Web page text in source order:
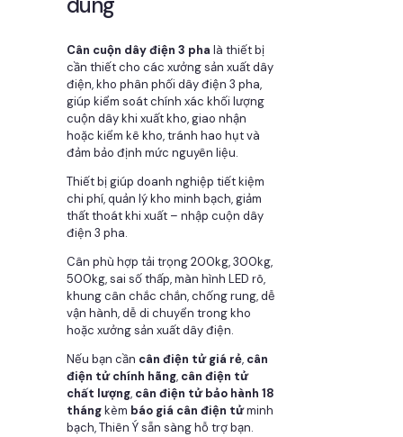
Cân cuộn dây điện 3 pha là thiết bị
cần thiết cho các xưởng sản xuất dây
điện, kho phân phối dây điện 3 pha,
giúp kiểm soát chính xác khối lượng
cuộn dây khi xuất kho, giao nhận
hoặc kiểm kê kho, tránh hao hụt và
đảm bảo định mức nguyên liệu.
Thiết bị giúp doanh nghiệp tiết kiệm
chi phí, quản lý kho minh bạch, giảm
thất thoát khi xuất – nhập cuộn dây
điện 3 pha.
Cân phù hợp tải trọng 200kg, 300kg,
500kg, sai số thấp, màn hình LED rõ,
khung cân chắc chắn, chống rung, dễ
vận hành, dễ di chuyển trong kho
hoặc xưởng sản xuất dây điện.
Nếu bạn cần cân điện tử giá rẻ, cân
điện tử chính hãng, cân điện tử
chất lượng, cân điện tử bảo hành 18
thángkèm báo giá cân điện tửminh
bạch, Thiên Ý sẵn sàng hỗ trợ bạn.